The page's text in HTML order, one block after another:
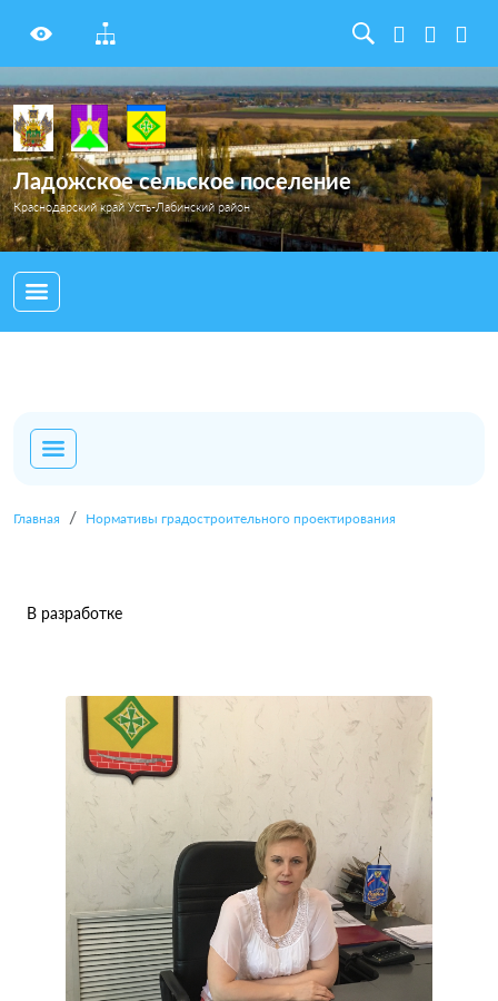
Ладожское сельское поселение
Краснодарский край Усть-Лабинский район
Главная Нормативы градостроительного проектирования
В разработке